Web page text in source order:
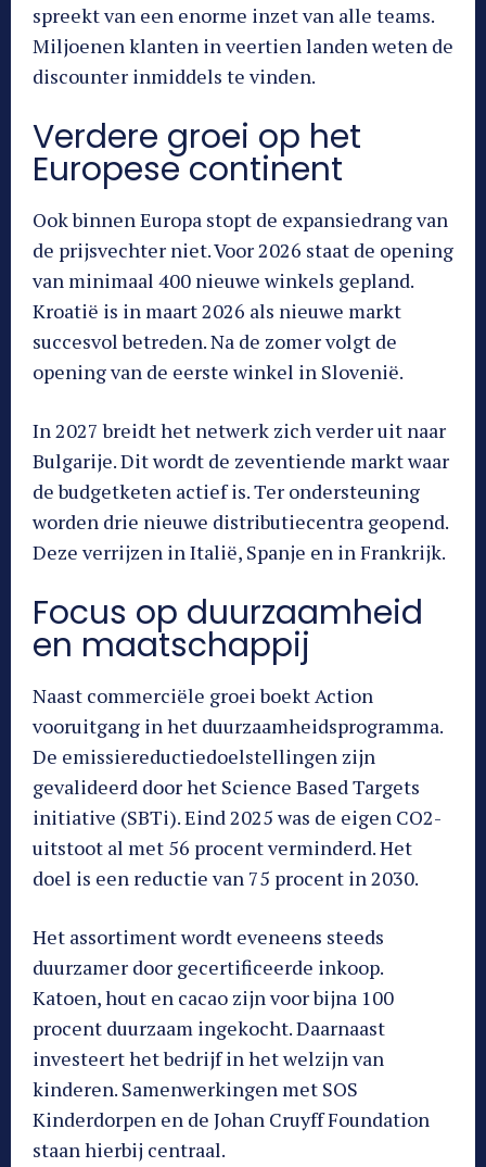
spreekt van een enorme inzet van alle teams.
Miljoenen klanten in veertien landen weten de
discounter inmiddels te vinden.
Verdere groei op het
Europese continent
Ook binnen Europa stopt de expansiedrang van
de prijsvechter niet. Voor 2026 staat de opening
van minimaal 400 nieuwe winkels gepland.
Kroatië is in maart 2026 als nieuwe markt
succesvol betreden. Na de zomer volgt de
opening van de eerste winkel in Slovenië.
In 2027 breidt het netwerk zich verder uit naar
Bulgarije. Dit wordt de zeventiende markt waar
de budgetketen actief is. Ter ondersteuning
worden drie nieuwe distributiecentra geopend.
Deze verrijzen in Italië, Spanje en in Frankrijk.
Focus op duurzaamheid
en maatschappij
Naast commerciële groei boekt Action
vooruitgang in het duurzaamheidsprogramma.
De emissiereductiedoelstellingen zijn
gevalideerd door het Science Based Targets
initiative (SBTi). Eind 2025 was de eigen CO2-
uitstoot al met 56 procent verminderd. Het
doel is een reductie van 75 procent in 2030.
Het assortiment wordt eveneens steeds
duurzamer door gecertificeerde inkoop.
Katoen, hout en cacao zijn voor bijna 100
procent duurzaam ingekocht. Daarnaast
investeert het bedrijf in het welzijn van
kinderen. Samenwerkingen met SOS
Kinderdorpen en de Johan Cruyff Foundation
staan hierbij centraal.